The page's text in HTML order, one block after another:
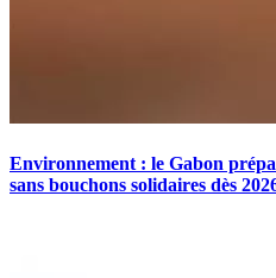
Environnement : le Gabon
sans bouchons solidaires dès